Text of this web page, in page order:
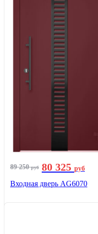
89 250руб 80 325 руб
Входная дверь AG6070